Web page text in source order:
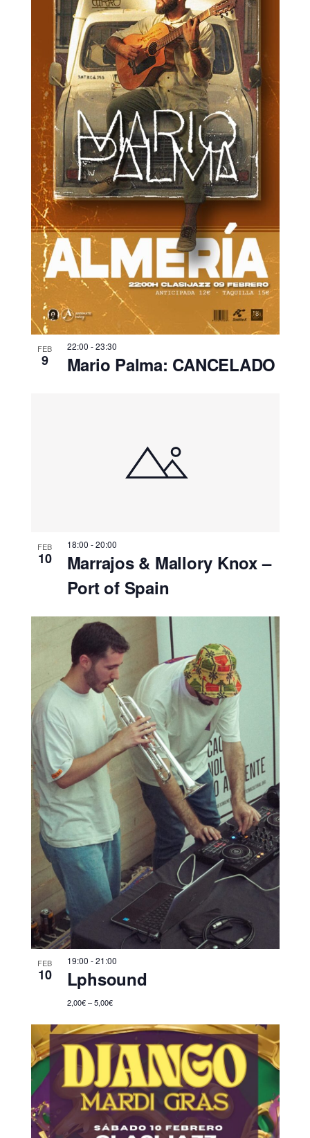
FEB
9
22:00 -23:30
Mario Palma: CANCELADO
FEB
10
18:00 -20:00
Marrajos & Mallory Knox –
Port of Spain
FEB
10
19:00 -21:00
Lphsound
2,00€ – 5,00€